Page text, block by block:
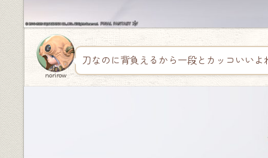
norirow
刀なのに背負えるから一段とカッコいいよ